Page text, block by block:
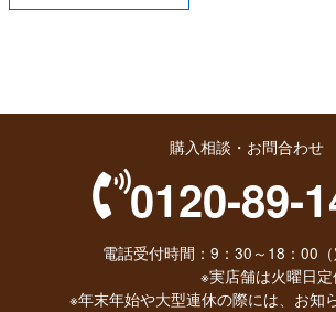
購入相談・お問合わせ
0120-89-
電話受付時間：9：30～18：00（
※実店舗は火曜日
※年末年始や大型連休の際には、お知